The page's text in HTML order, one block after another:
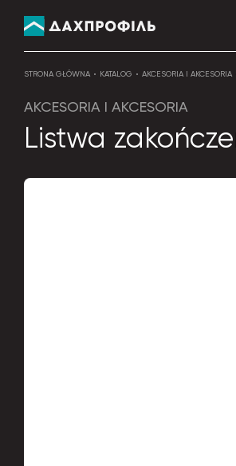
STRONA GŁÓWNA KATALOG AKCESORIA I AKCESORIA
AKCESORIA I AKCESORIA
Listwa